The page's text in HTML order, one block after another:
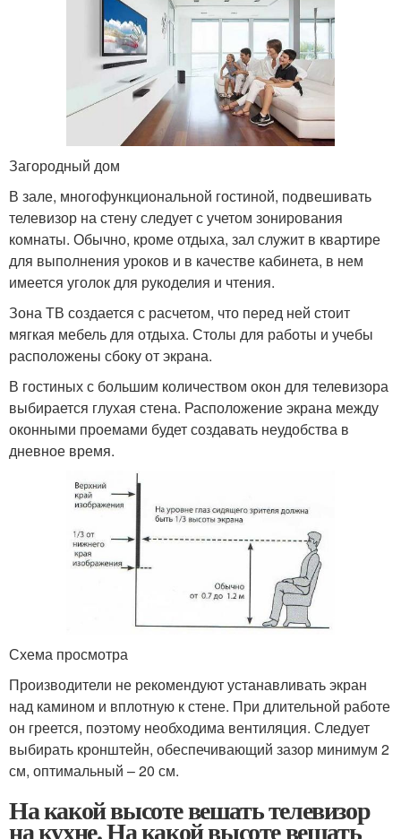
Загородный дом
В зале, многофункциональной гостиной, подвешивать
телевизор на стену следует с учетом зонирования
комнаты. Обычно, кроме отдыха, зал служит в квартире
для выполнения уроков и в качестве кабинета, в нем
имеется уголок для рукоделия и чтения.
Зона ТВ создается с расчетом, что перед ней стоит
мягкая мебель для отдыха. Столы для работы и учебы
расположены сбоку от экрана.
В гостиных с большим количеством окон для телевизора
выбирается глухая стена. Расположение экрана между
оконными проемами будет создавать неудобства в
дневное время.
Схема просмотра
Производители не рекомендуют устанавливать экран
над камином и вплотную к стене. При длительной работе
он греется, поэтому необходима вентиляция. Следует
выбирать кронштейн, обеспечивающий зазор минимум 2
см, оптимальный – 20 см.
На какой высоте вешать телевизор